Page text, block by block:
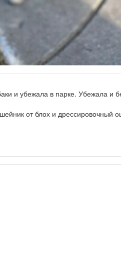
и убежала в парке. Убежала и
от блох и дрессировочный